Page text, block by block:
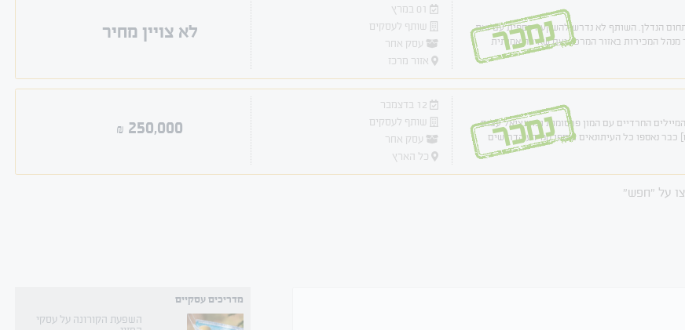
הנדלן. השותף לא נדרש להשקעה כספית עם זאת
המכירות באזור המרכז, ועם שאיפה אמיתית
נמכר
שותף לעסקים
עסק אחר
אזור מרכז
לא צויין מחיר
החרדיים עם המון פרסומות ופוטנציאל עצום
ש"ח מינימום ליום] כבר נאספו כל העיתונאים ואספי המידע הדרושים
נמכר
שותף לעסקים
עסק אחר
כל הארץ
250,000
₪
על "חפש"
מדריכים עסקיים
השפעת הקורונה על עסקי